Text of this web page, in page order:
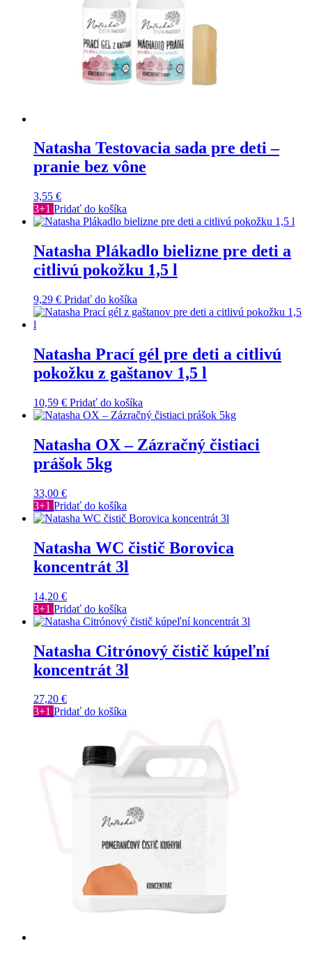
Natasha Testovacia sada pre deti –
pranie bez vône
3,55 €
3+1 Pridať do košíka
Natasha Plákadlo bielizne pre deti a
citlivú pokožku 1,5 l
9,29 € Pridať do košíka
Natasha Prací gél pre deti a citlivú
pokožku z gaštanov 1,5 l
10,59 € Pridať do košíka
Natasha OX – Zázračný čistiaci
prášok 5kg
33,00 €
3+1 Pridať do košíka
Natasha WC čistič Borovica
koncentrát 3l
14,20 €
3+1 Pridať do košíka
Natasha Citrónový čistič kúpeľní
koncentrát 3l
27,20 €
3+1 Pridať do košíka